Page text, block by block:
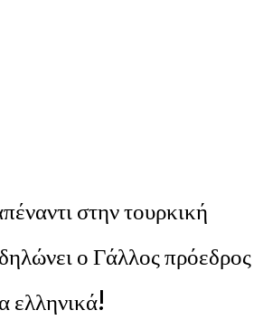
στην τουρκική
ο Γάλλος πρόεδρος
ελληνικά!